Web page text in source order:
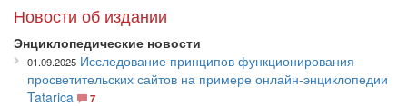
Основные рубрики:
Природа;
Человек;
Общество;
Страны и народы;
История;
Новости об издании
Энциклопедические новости
01.09.2025 Исследование принципов функционирования
просветительских сайтов на примере онлайн-энциклопедии
Tatarica
7